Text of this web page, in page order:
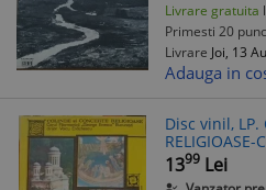
Livrare gratuita
Primesti 20
Livrare Joi, 13
Adauga in
Disc vinil, LP.
Enescu
1399 Lei